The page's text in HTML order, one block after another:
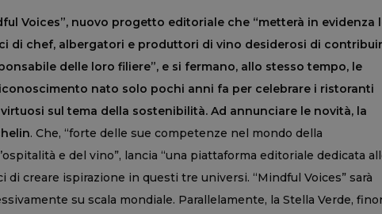
Voices”, nuovo progetto editoriale che “metterà in evidenza
di chef, albergatori e produttori di vino desiderosi di
delle loro filiere”, e si fermano, allo stesso tempo, le
nato solo pochi anni fa per celebrare i ristoranti
sul tema della sostenibilità. Ad annunciare le novità, la
. Che, “forte delle sue competenze nel mondo della
e del vino”, lancia “una piattaforma editoriale dedicata
di creare ispirazione in questi tre universi. “Mindful Voices” sarà
su scala mondiale. Parallelamente, la Stella Verde,